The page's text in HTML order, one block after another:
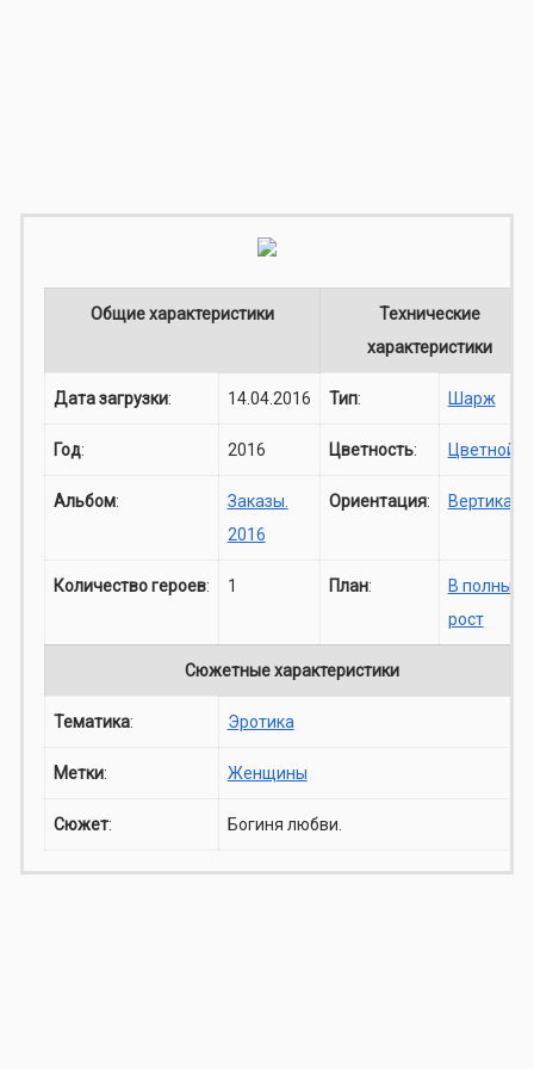
Общие характеристики
Технические
характеристики
Дата загрузки: 14.04.2016 Тип: Шарж
Год: 2016 Цветность: Цветной
Альбом:
Заказы.
2016
Ориентация: Вертикаль
Количество героев: 1 План:
В полный
рост
Сюжетные характеристики
Тематика: Эротика
Метки: Женщины
Сюжет: Богиня любви.